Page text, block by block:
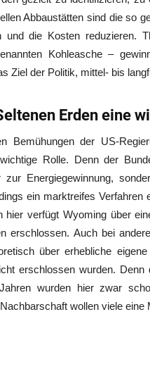
Abbaustätten sind die so
und die Kosten reduzieren.
Kohleasche –
Ziel der Politik, mittel- bis
Erden eine
Bemühungen der US-
Rolle. Denn der
Energiegewinnung,
ein marktreifes Verfahren
verfügt Wyoming über
erschlossen. Auch bei
über erhebliche
erschlossen wurden.
wurden hier zwar
wollen viele eine